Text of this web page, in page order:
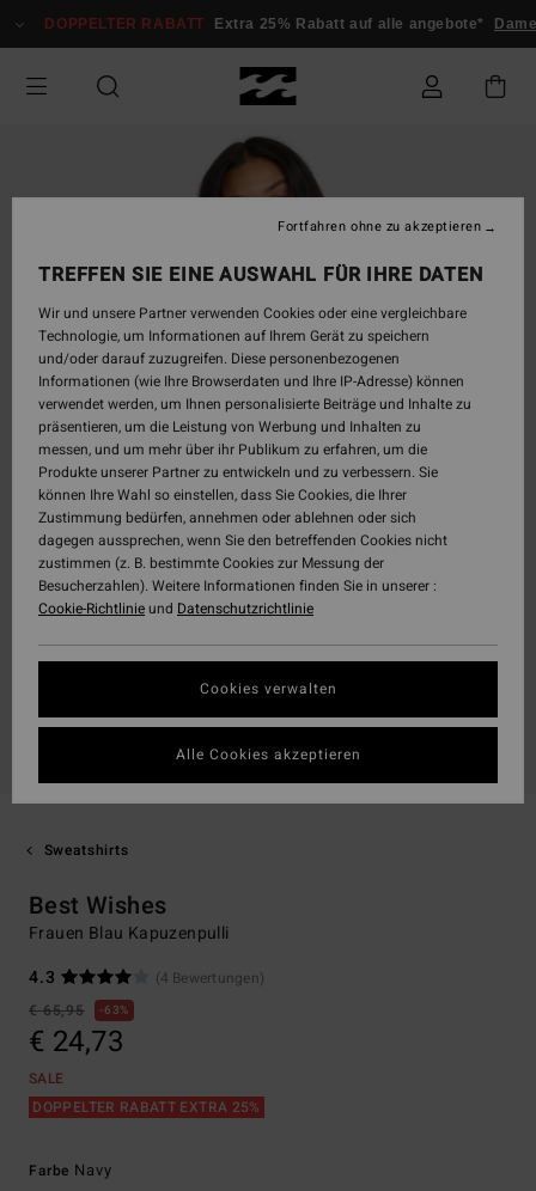
zur
springen
DOPPELTER RABATT Extra 25% Rabatt auf alle angebote* Damen
Sweatshirts
Best Wishes
Frauen Blau Kapuzenpulli
4.3
(4 Bewertungen)
€ 65,95
63%
€ 24,73
SALE
DOPPELTER RABATT EXTRA 25%
Farbe Navy
TREFFEN SIE EINE AUSWAHL FÜR IHRE DATEN
Wir und unsere Partner verwenden Cookies oder eine vergleichbare
Technologie, um Informationen auf Ihrem Gerät zu speichern
und/oder darauf zuzugreifen. Diese personenbezogenen
Informationen (wie Ihre Browserdaten und Ihre IP-Adresse) können
verwendet werden, um Ihnen personalisierte Beiträge und Inhalte zu
präsentieren, um die Leistung von Werbung und Inhalten zu
messen, und um mehr über ihr Publikum zu erfahren, um die
Produkte unserer Partner zu entwickeln und zu verbessern. Sie
können Ihre Wahl so einstellen, dass Sie Cookies, die Ihrer
Zustimmung bedürfen, annehmen oder ablehnen oder sich
dagegen aussprechen, wenn Sie den betreffenden Cookies nicht
zustimmen (z. B. bestimmte Cookies zur Messung der
Besucherzahlen). Weitere Informationen finden Sie in unserer :
Cookie-Richtlinieund Datenschutzrichtlinie
Cookies verwalten
Fortfahren ohne zu akzeptieren
Alle Cookies akzeptieren